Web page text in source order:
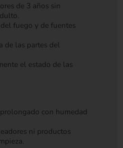
de 3 años sin
fuego y de fuentes
de las partes del
el estado de las
con humedad
ni productos